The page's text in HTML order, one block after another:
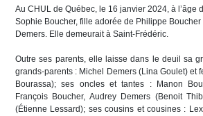
Au CHUL de Québec, le 16 janvier 2024, à l’âge
Sophie Boucher, fille adorée de Philippe
Demers. Elle demeurait à Saint-Frédéric.
Outre ses parents, elle laisse dans le deuil sa
grands-parents : Michel Demers (Lina Goulet) et
Bourassa); ses oncles et tantes : Manon
François Boucher, Audrey Demers (Benoit
(Étienne Lessard); ses cousins et cousines :